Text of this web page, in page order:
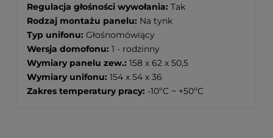
Regulacja głośności wywołania: Tak
Rodzaj montażu panelu: Na tynk
Typ unifonu: Głośnomówiący
Wersja domofonu: 1 - rodzinny
Wymiary panelu zew.: 158 x 62 x 50,5
Wymiary unifonu: 154 x 54 x 36
Zakres temperatury pracy: -10ºC ~ +50ºC